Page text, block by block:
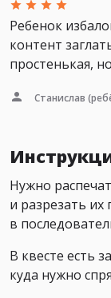
Ребенок
контент
простенькая,
Станислав
Нужно
и разрезать
в
В квесте есть
куда нужно